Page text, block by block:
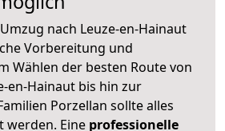
nach Leuze-en-Hainaut
Vorbereitung und
Wählen der besten Route von
en-Hainaut bis hin zur
Porzellan sollte alles
Eine professionelle